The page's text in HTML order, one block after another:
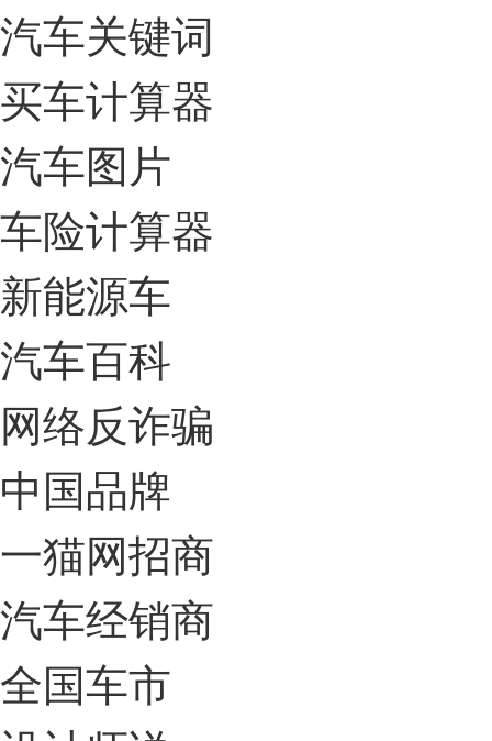
汽车关键词
买车计算器
汽车图片
车险计算器
新能源车
汽车百科
网络反诈骗
中国品牌
一猫网招商
汽车经销商
全国车市